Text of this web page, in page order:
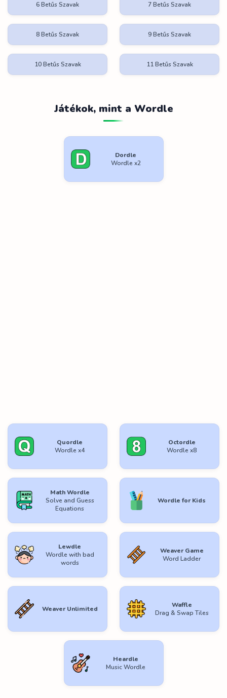
6 Betűs Szavak 7 Betűs Szavak
8 Betűs Szavak 9 Betűs Szavak
10 Betűs Szavak 11 Betűs Szavak
Játékok, mint a Wordle
Dordle
Wordle x2
Quordle
Wordle x4
Octordle
Wordle x8
Math Wordle
Solve and Guess
Equations
Wordle for Kids
Lewdle
Wordle with bad
words
Weaver Game
Word Ladder
Weaver Unlimited
Waffle
Drag & Swap Tiles
Heardle
Music Wordle